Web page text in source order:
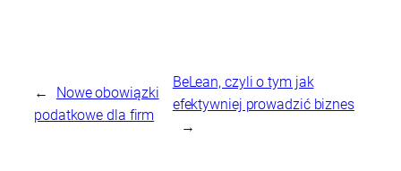
←
Nowe obowiązki
podatkowe dla firm
BeLean, czyli o tym jak
efektywniej prowadzić biznes
→